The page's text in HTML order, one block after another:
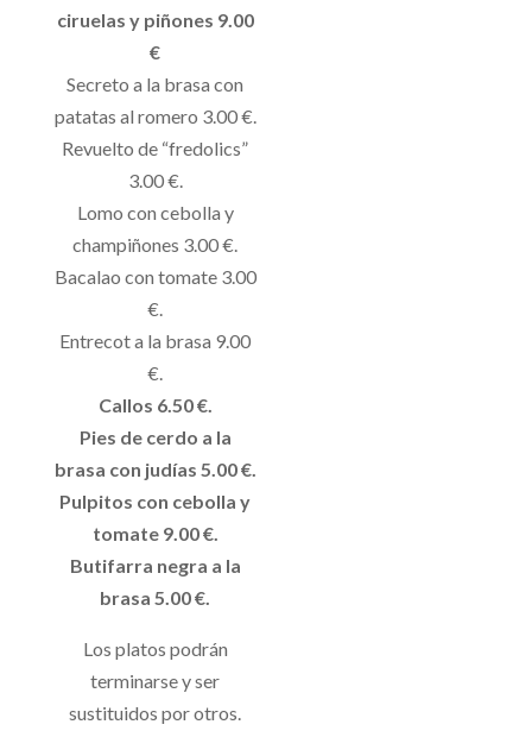
ciruelas y piñones 9.00
€
Secreto a la brasa con
patatas al romero 3.00 €.
Revuelto de “fredolics”
3.00 €.
Lomo con cebolla y
champiñones 3.00 €.
Bacalao con tomate 3.00
€.
Entrecot a la brasa 9.00
€.
Callos 6.50 €.
Pies de cerdo a la
brasa con judías 5.00 €.
Pulpitos con cebolla y
tomate 9.00 €.
Butifarra negra a la
brasa 5.00 €.
Los platos podrán
terminarse y ser
sustituidos por otros.